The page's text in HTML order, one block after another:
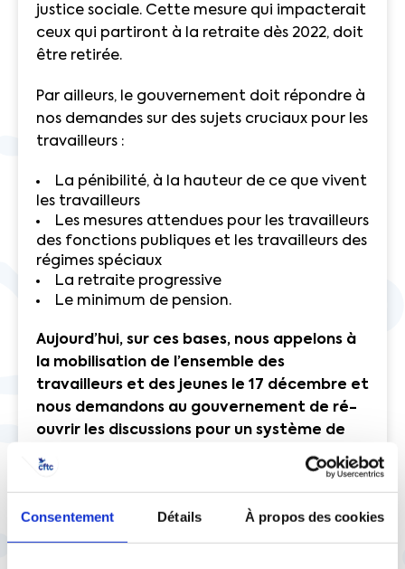
Consentement Détails À propos des cookies
justice sociale. Cette mesure qui impacterait
ceux qui partiront à la retraite dès 2022, doit
être retirée.
Par ailleurs, le gouvernement doit répondre à
nos demandes sur des sujets cruciaux pour les
travailleurs :
La pénibilité, à la hauteur de ce que vivent
les travailleurs
Les mesures attendues pour les travailleurs
des fonctions publiques et les travailleurs des
régimes spéciaux
La retraite progressive
Le minimum de pension.
Aujourd’hui, sur ces bases, nous appelons à
la mobilisation de l’ensemble des
travailleurs et des jeunes le 17 décembre et
nous demandons au gouvernement de ré-
ouvrir les discussions pour un système de
retraite réellement juste et solidaire.
Paris, le 12 décembre 2019